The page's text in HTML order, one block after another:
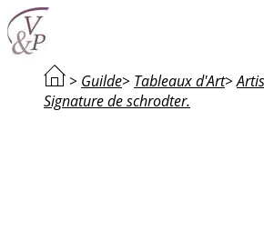
> Guilde> Tableaux d'Art>
Signature de schrodter.